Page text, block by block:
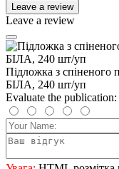
Leave a review
Leave a review
Підложка з
БІЛА, 240 шт/уп
Evaluate the publication: